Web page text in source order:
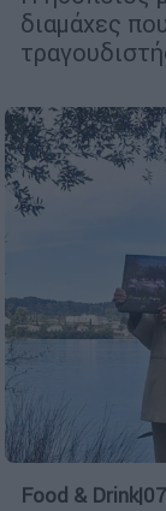
διαμάχες
Food & Drink|